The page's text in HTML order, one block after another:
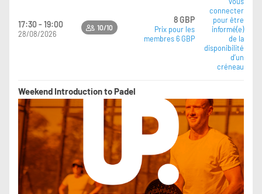
17:30 - 19:00
28/08/2026
10/10
8 GBP
Prix pour les
membres 6 GBP
connecter
pour être
informé(e)
de la
disponibilité
d’un
créneau
Weekend Introduction to Padel